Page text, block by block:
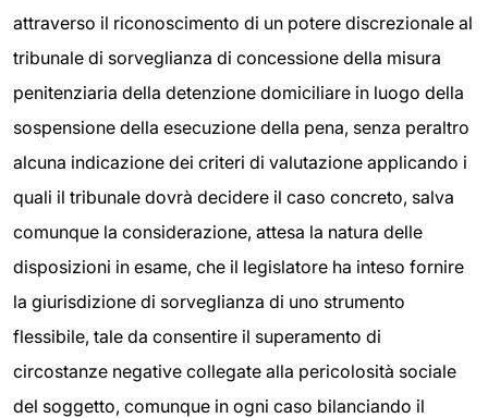
attraverso il riconoscimento di un potere discrezionale al
tribunale di sorveglianza di concessione della misura
penitenziaria della detenzione domiciliare in luogo della
sospensione della esecuzione della pena, senza peraltro
alcuna indicazione dei criteri di valutazione applicando i
quali il tribunale dovrà decidere il caso concreto, salva
comunque la considerazione, attesa la natura delle
disposizioni in esame, che il legislatore ha inteso fornire
la giurisdizione di sorveglianza di uno strumento
flessibile, tale da consentire il superamento di
circostanze negative collegate alla pericolosità sociale
del soggetto, comunque in ogni caso bilanciando il